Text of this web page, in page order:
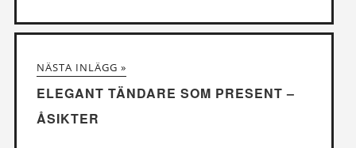
NÄSTA INLÄGG »
ELEGANT TÄNDARE SOM PRESENT –
ÅSIKTER